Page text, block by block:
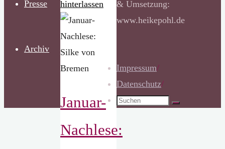
Presse
Archiv
hinterlassen
Januar-
Nachlese:
& Umsetzung:
www.heikepohl.de
Impressum/
Datenschutz/
Suchen
Suchen